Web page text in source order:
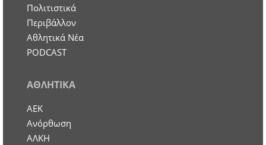
Πολιτιστικά
Περιβάλλον
Αθλητικά Νέα
PODCAST
ΑΘΛΗΤΙΚΑ
ΑΕΚ
Ανόρθωση
ΑΛΚΗ